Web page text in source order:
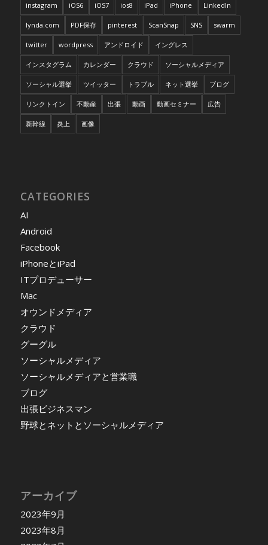
instagram iOS6 iOS7 ios8 iPad iPhone LinkedIn
lynda.com PDF保存 pinterest ScanSnap SNS swarm
twitter wordpress アンドロイド イングレス
インスタグラム カレンダー クラウド ソーシャルメディア
ソーシャル選挙 ツイッター トラブル ネット選挙 ブログ
リンクトイン 不動産 出張 動画 動画セミナー 広告
新幹線 炎上 画像
CATEGORIES
AI
Android
Facebook
iPhoneとiPad
ITプロデューサー
Mac
オウンドメディア
クラウド
グーグル
ソーシャルメディア
ソーシャルメディアと営業職
ブログ
出張ビジネスマン
野球とネットとソーシャルメディア
アーカイブ
2023年9月
2023年8月